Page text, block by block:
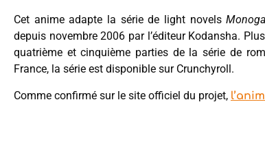
Cet anime adapte la série de light novels
depuis novembre 2006 par l’éditeur Kodansha.
quatrième et cinquième parties de la série de
France, la série est disponible sur Crunchyroll.
Comme confirmé sur le site officiel du projet,